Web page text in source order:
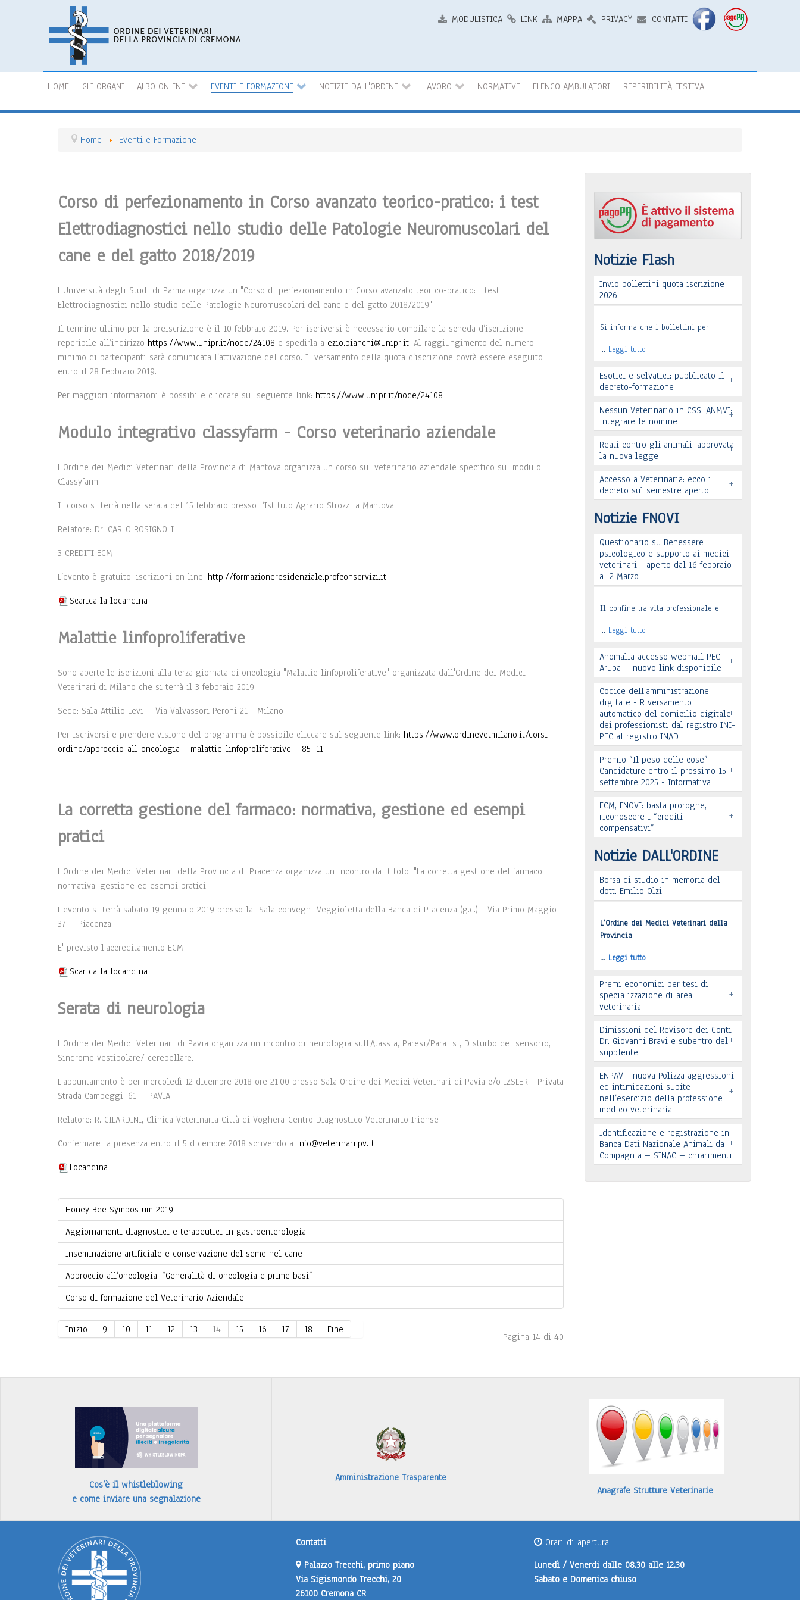
MODULISTICA LINK MAPPA PRIVACY CONTATTI
HOME GLI ORGANI ALBO ONLINE EVENTI E FORMAZIONE NOTIZIE DALL'ORDINE LAVORO NORMATIVE ELENCO AMBULATORI REPERIBILITÀ FESTIVA
Home Eventi e Formazione
Corso di perfezionamento in Corso avanzato teorico-pratico: i test
Elettrodiagnostici nello studio delle Patologie Neuromuscolari del
cane e del gatto 2018/2019
L'Università degli Studi di Parma organizza un "Corso di perfezionamento in Corso avanzato teorico-pratico: i test
Elettrodiagnostici nello studio delle Patologie Neuromuscolari del cane e del gatto 2018/2019".
Il termine ultimo per la preiscrizione è il 10 febbraio 2019. Per iscriversi è necessario compilare la scheda d’iscrizione
reperibile all’indirizzo https://www.unipr.it/node/24108 e spedirla a ezio.bianchi@unipr.it. Al raggiungimento del numero
minimo di partecipanti sarà comunicata l’attivazione del corso. Il versamento della quota d’iscrizione dovrà essere eseguito
entro il 28 Febbraio 2019.
Per maggiori informazioni è possibile cliccare sul seguente link: https://www.unipr.it/node/24108
Modulo integrativo classyfarm - Corso veterinario aziendale
L'Ordine dei Medici Veterinari della Provincia di Mantova organizza un corso sul veterinario aziendale specifico sul modulo
Classyfarm.
Il corso si terrà nella serata del 15 febbraio presso l’Istituto Agrario Strozzi a Mantova
Relatore: Dr. CARLO ROSIGNOLI
3 CREDITI ECM
L’evento è gratuito; iscrizioni on line: http://formazioneresidenziale.profconservizi.it
Scarica la locandina
Malattie linfoproliferative
Sono aperte le iscrizioni alla terza giornata di oncologia "Malattie linfoproliferative" organizzata dall'Ordine dei Medici
Veterinari di Milano che si terrà il 3 febbraio 2019.
Sede: Sala Attilio Levi – Via Valvassori Peroni 21 - Milano
Per iscriversi e prendere visione del programma è possibile cliccare sul seguente link: https://www.ordinevetmilano.it/corsi-
ordine/approccio-all-oncologia---malattie-linfoproliferative---85_11
La corretta gestione del farmaco: normativa, gestione ed esempi
pratici
L'Ordine dei Medici Veterinari della Provincia di Piacenza organizza un incontro dal titolo: "La corretta gestione del farmaco:
normativa, gestione ed esempi pratici".
L'evento si terrà sabato 19 gennaio 2019 presso la Sala convegni Veggioletta della Banca di Piacenza (g.c.) - Via Primo Maggio
37 – Piacenza
E' previsto l'accreditamento ECM
Scarica la locandina
Serata di neurologia
L'Ordine dei Medici Veterinari di Pavia organizza un incontro di neurologia sull'Atassia, Paresi/Paralisi, Disturbo del sensorio,
Sindrome vestibolare/ cerebellare.
L'appuntamento è per mercoledì 12 dicembre 2018 ore 21.00 presso Sala Ordine dei Medici Veterinari di Pavia c/o IZSLER - Privata
Strada Campeggi ,61 – PAVIA.
Relatore: R. GILARDINI, Clinica Veterinaria Città di Voghera-Centro Diagnostico Veterinario Iriense
Confermare la presenza entro il 5 dicembre 2018 scrivendo a info@veterinari.pv.it
Locandina
Honey Bee Symposium 2019
Aggiornamenti diagnostici e terapeutici in gastroenterologia
Inseminazione artificiale e conservazione del seme nel cane
Approccio all’oncologia: “Generalità di oncologia e prime basi”
Corso di formazione del Veterinario Aziendale
Pagina 14 di 40
Inizio 9 10 11 12 13 14 15 16 17 18 Fine
Notizie Flash
Invio bollettini quota iscrizione
2026
Si informa che i bollettini per
… Leggi tutto
Esotici e selvatici: pubblicato il
decreto-formazione
+
Leggi tutto
Nessun Veterinario in CSS, ANMVI:
integrare le nomine
+
Leggi tutto
Reati contro gli animali, approvata
la nuova legge
+
Leggi tutto
Accesso a Veterinaria: ecco il
decreto sul semestre aperto
+
Leggi tutto
Notizie FNOVI
Questionario su Benessere
psicologico e supporto ai medici
veterinari - aperto dal 16 febbraio
al 2 Marzo
Il confine tra vita professionale e
… Leggi tutto
Anomalia accesso webmail PEC
Aruba – nuovo link disponibile
+
Leggi tutto
Codice dell'amministrazione
digitale - Riversamento
automatico del domicilio digitale
dei professionisti dal registro INI-
PEC al registro INAD
+
Leggi tutto
Premio “Il peso delle cose” -
Candidature entro il prossimo 15
settembre 2025 - Informativa
+
Premio “Il peso delle cose” -
Candidature
… Leggi tutto
ECM, FNOVI: basta proroghe,
riconoscere i “crediti
compensativi”.
+
Leggi tutto
Notizie DALL'ORDINE
Borsa di studio in memoria del
dott. Emilio Olzi
L’Ordine dei Medici Veterinari della
Provincia
… Leggi tutto
Premi economici per tesi di
specializzazione di area
veterinaria
+
Leggi tutto
Dimissioni del Revisore dei Conti
Dr. Giovanni Bravi e subentro del
supplente
+
Leggi tutto
ENPAV - nuova Polizza aggressioni
ed intimidazioni subite
nell’esercizio della professione
medico veterinaria
+
In allegato si pubblica lettera
pervenuta
Leggi tutto
Identificazione e registrazione in
Banca Dati Nazionale Animali da
Compagnia – SINAC – chiarimenti.
+
Cos’è il whistleblowing
e come inviare una segnalazione
Amministrazione Trasparente
Anagrafe Strutture Veterinarie
Contatti
Palazzo Trecchi, primo piano
Via Sigismondo Trecchi, 20
26100 Cremona CR
Orari di apertura
Lunedì / Venerdidalle 08.30 alle 12.30
Sabato e Domenicachiuso